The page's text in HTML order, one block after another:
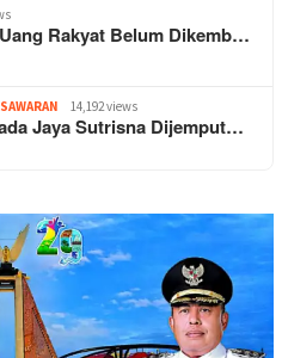
Rakyat Belum Dikemb…
14,192 views
Jaya Sutrisna Dijemput…